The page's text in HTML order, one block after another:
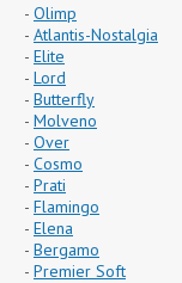
Olimp
Atlantis-Nostalgia
Elite
Lord
Butterfly
Molveno
Over
Cosmo
Prati
Flamingo
Elena
Bergamo
Premier Soft